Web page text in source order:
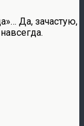
Да, зачастую,